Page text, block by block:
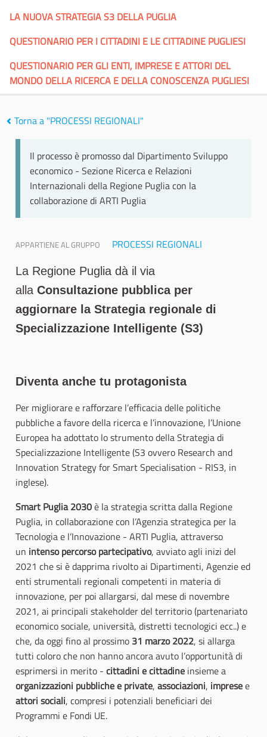
LA NUOVA STRATEGIA S3 DELLA PUGLIA
QUESTIONARIO PER I CITTADINI E LE CITTADINE PUGLIESI
QUESTIONARIO PER GLI ENTI, IMPRESE E ATTORI DEL
MONDO DELLA RICERCA E DELLA CONOSCENZA PUGLIESI
Torna a "PROCESSI REGIONALI"
Il processo è promosso dal Dipartimento Sviluppo
economico - Sezione Ricerca e Relazioni
Internazionali della Regione Puglia con la
collaborazione di ARTI Puglia
APPARTIENE AL GRUPPO PROCESSI REGIONALI
La Regione Puglia dà il via
alla Consultazione pubblica per
aggiornare la Strategia regionale di
Specializzazione Intelligente (S3)
Diventa anche tu protagonista
Per migliorare e rafforzare l’efficacia delle politiche
pubbliche a favore della ricerca e l’innovazione, l’Unione
Europea ha adottato lo strumento della Strategia di
Specializzazione Intelligente (S3 ovvero Research and
Innovation Strategy for Smart Specialisation - RIS3, in
inglese).
Smart Puglia 2030è la strategia scritta dalla Regione
Puglia, in collaborazione con l’Agenzia strategica per la
Tecnologia e l’Innovazione - ARTI Puglia, attraverso
un intenso percorso partecipativo, avviato agli inizi del
2021 che si è dapprima rivolto ai Dipartimenti, Agenzie ed
enti strumentali regionali competenti in materia di
innovazione, per poi allargarsi, dal mese di novembre
2021, ai principali stakeholder del territorio (partenariato
economico sociale, università, distretti tecnologici ecc..) e
che, da oggi fino al prossimo 31 marzo 2022, si allarga
tutti coloro che non hanno ancora avuto l’opportunità di
esprimersi in merito - cittadini e cittadine insieme a
organizzazioni pubbliche e private, associazioni, impresee
attori sociali, compresi i potenziali beneficiari dei
Programmi e Fondi UE.